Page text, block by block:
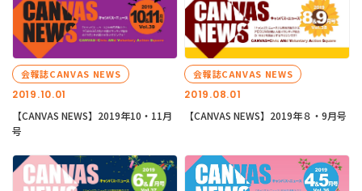
2019.10.01
会報誌CANVAS NEWS
【CANVAS NEWS】2019年10・11月
号
2019.08.01
会報誌CANVAS NEWS
【CANVAS NEWS】2019年８・9月号